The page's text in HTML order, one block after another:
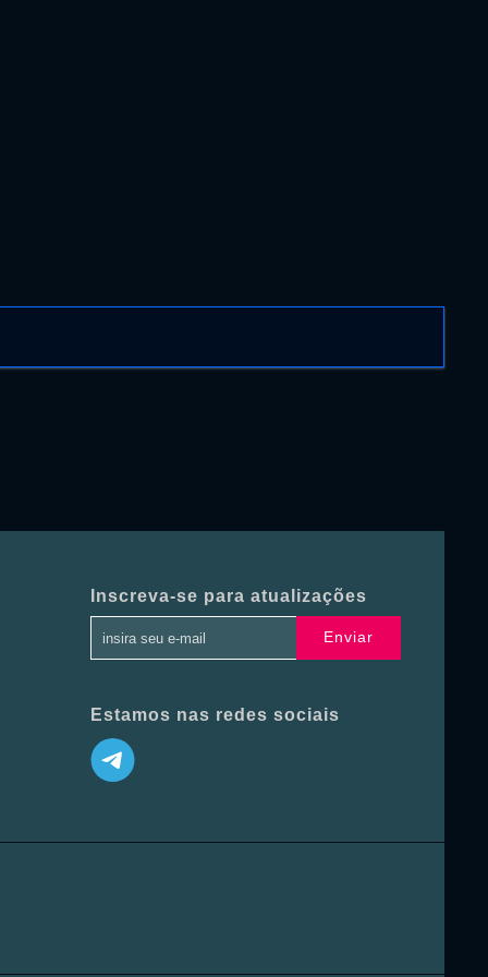
Inscreva-se para atualizações
Enviar
Estamos nas redes sociais